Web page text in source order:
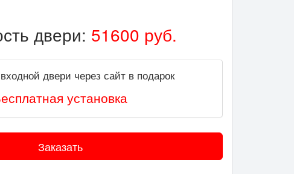
двери: 51600 руб.
двери через сайт в подарок
установка
Заказать